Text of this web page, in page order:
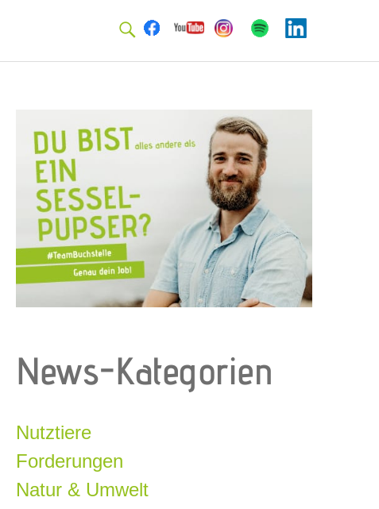
Facebook
YoutubeInstagram
SpotifyLinkedin
News-Kategorien
Nutztiere
Forderungen
Natur & Umwelt